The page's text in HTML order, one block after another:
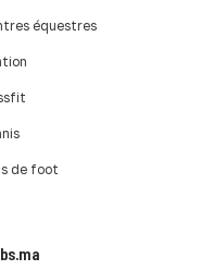
équestres
de foot